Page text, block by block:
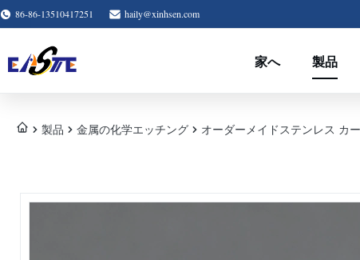
86-86-13510417251 haily@xinhsen.com
家へ 製品
製品 金属の化学エッチング オーダーメイドステンレス カ